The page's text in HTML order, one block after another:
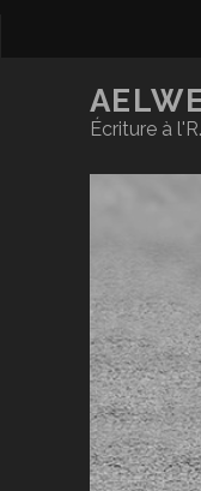
Écriture à